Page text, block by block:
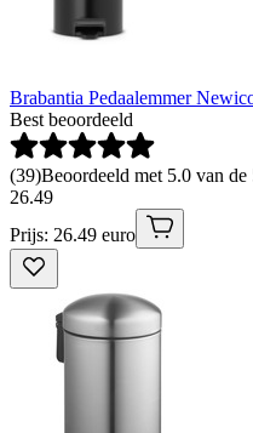
Brabantia Pedaalemmer
Best beoordeeld
(39)Beoordeeld met 5.0 van
26.49
Prijs: 26.49 euro